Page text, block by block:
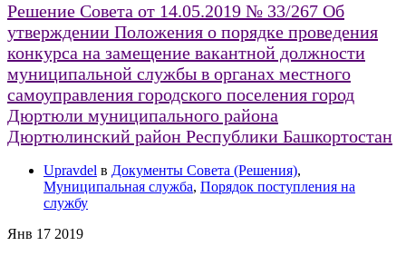
Решение Совета от 14.05.2019 № 33/267 Об
утверждении Положения о порядке проведения
конкурса на замещение вакантной должности
муниципальной службы в органах местного
самоуправления городского поселения город
Дюртюли муниципального района
Дюртюлинский район Республики Башкортостан
Upravdel в Документы Совета (Решения),
Муниципальная служба, Порядок поступления на
службу
Янв 17 2019